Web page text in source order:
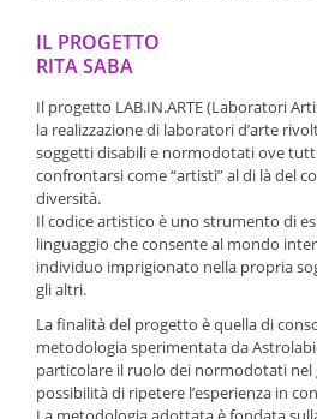
IL PROGETTO
RITA SABA
Il progetto LAB.IN.ARTE (Laboratori
la realizzazione di laboratori d’arte
soggetti disabili e normodotati ove
confrontarsi come “artisti” al di là del
diversità.
Il codice artistico è uno strumento di
linguaggio che consente al mondo
individuo imprigionato nella propria
gli altri.
La finalità del progetto è quella di
metodologia sperimentata da
particolare il ruolo dei normodotati nel
possibilità di ripetere l’esperienza in